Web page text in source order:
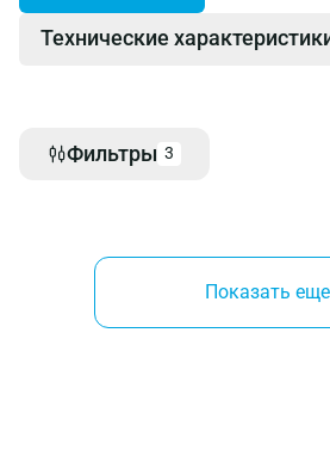
Технические
Фильтры 3
Показать еще